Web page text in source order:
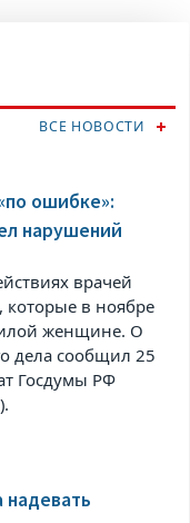
ВСЕ НОВОСТИ
ошибке»:
нарушений
врачей
в ноябре
женщине. О
дела сообщил 25
Госдумы РФ